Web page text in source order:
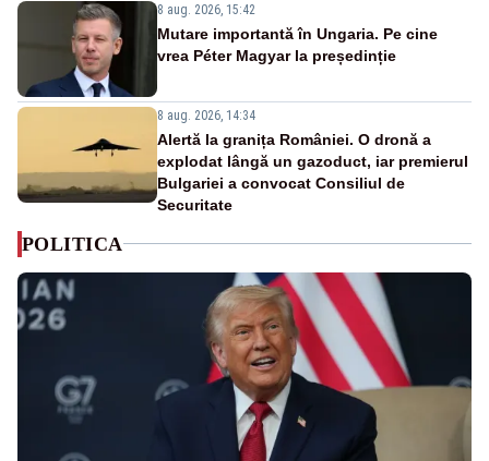
8 aug. 2026, 15:42
Mutare importantă în Ungaria. Pe cine
vrea Péter Magyar la președinție
8 aug. 2026, 14:34
Alertă la granița României. O dronă a
explodat lângă un gazoduct, iar premierul
Bulgariei a convocat Consiliul de
Securitate
POLITICA